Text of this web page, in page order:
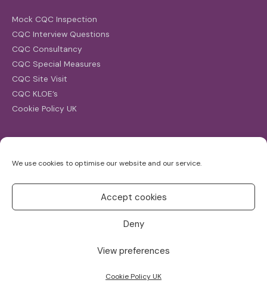
We use cookies to optimise our website and our service.
Accept cookies
Deny
View preferences
Cookie Policy UK
Mock CQC Inspection
CQC Interview Questions
CQC Consultancy
CQC Special Measures
CQC Site Visit
CQC KLOE’s
Cookie Policy UK
for: